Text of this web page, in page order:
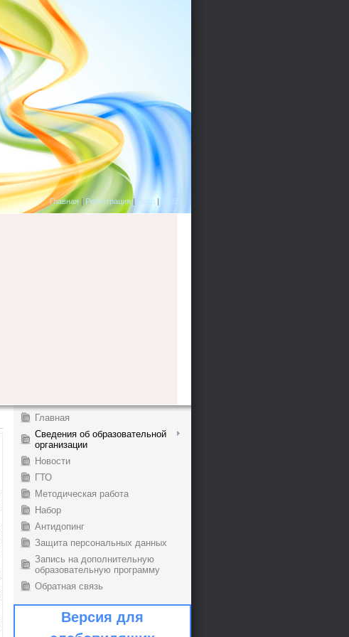
Главная| Регистрация| Вход |
Главная
Сведения об образовательной
организации
Новости
ГТО
Методическая работа
Набор
Антидопинг
Защита персональных данных
Запись на дополнительную
образовательную программу
Обратная связь
Версия для